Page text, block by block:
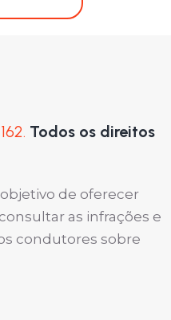
Todos os direitos
de oferecer
as infrações e
condutores sobre